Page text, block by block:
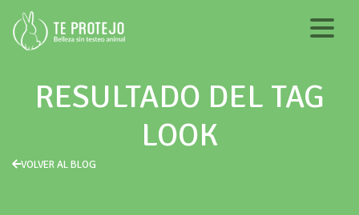
RESULTADO DEL TAG
LOOK
VOLVER AL BLOG